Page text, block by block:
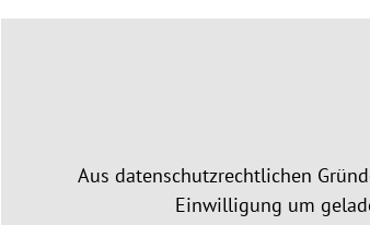
Aus datenschutzrechtlichen
Einwilligung um